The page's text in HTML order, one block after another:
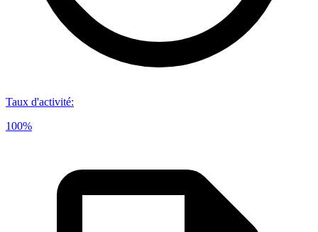
Taux d'activité:
100%